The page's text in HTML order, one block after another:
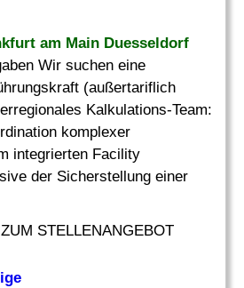
am Main Duesseldorf
Wir suchen eine
(außertariflich
Kalkulations-Team:
komplexer
integrierten Facility
der Sicherstellung einer
STELLENANGEBOT